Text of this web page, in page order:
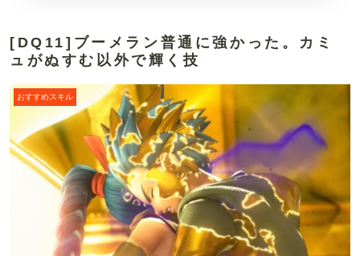
[DQ11]ブーメラン普通に強かった。カミ
ュがぬすむ以外で輝く技
おすすめスキル